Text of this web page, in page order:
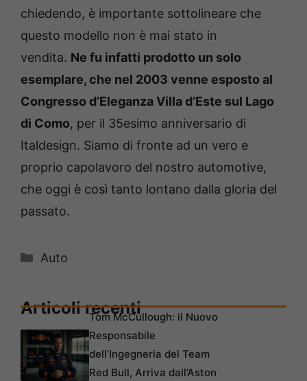
chiedendo, è importante sottolineare che
questo modello non è mai stato in
vendita. Ne fu infatti prodotto un solo
esemplare, che nel 2003 venne esposto al
Congresso d’Eleganza Villa d’Este sul Lago
di Como, per il 35esimo anniversario di
Italdesign. Siamo di fronte ad un vero e
proprio capolavoro del nostro automotive,
che oggi è così tanto lontano dalla gloria del
passato.
Categorie
Auto
Articoli recentiTom McCullough: il Nuovo
Responsabile
dell’Ingegneria del Team
Red Bull, Arriva dall’Aston